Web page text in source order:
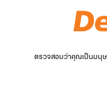
ตรวจสอบว่าคุณเป็นมนุษ